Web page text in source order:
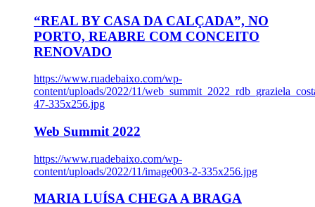
“REAL BY CASA DA CALÇADA”, NO
PORTO, REABRE COM CONCEITO
RENOVADO
https://www.ruadebaixo.com/wp-
content/uploads/2022/11/
47-335x256.jpg
Web Summit 2022
https://www.ruadebaixo.com/wp-
content/uploads/2022/11/image003-2-335x256.jpg
MARIA LUÍSA CHEGA A BRAGA